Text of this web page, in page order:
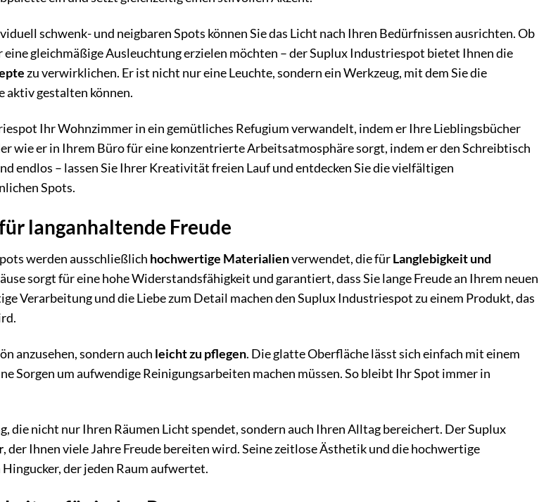
schwenk- und neigbaren Spots können Sie das Licht nach Ihren Bedürfnissen ausrichten. Ob
gleichmäßige Ausleuchtung erzielen möchten – der Suplux Industriespot bietet Ihnen die
zu verwirklichen. Er ist nicht nur eine Leuchte, sondern ein Werkzeug, mit dem Sie die
aktiv gestalten können.
Ihr Wohnzimmer in ein gemütliches Refugium verwandelt, indem er Ihre Lieblingsbücher
wie er in Ihrem Büro für eine konzentrierte Arbeitsatmosphäre sorgt, indem er den Schreibtisch
endlos – lassen Sie Ihrer Kreativität freien Lauf und entdecken Sie die vielfältigen
Spots.
langanhaltende Freude
werden ausschließlich hochwertige Materialienverwendet, die fürLanglebigkeit und
sorgt für eine hohe Widerstandsfähigkeit und garantiert, dass Sie lange Freude an Ihrem neuen
Verarbeitung und die Liebe zum Detail machen den Suplux Industriespot zu einem Produkt, das
anzusehen, sondern auch leicht zu pflegen. Die glatte Oberfläche lässt sich einfach mit einem
Sorgen um aufwendige Reinigungsarbeiten machen müssen. So bleibt Ihr Spot immer in
die nicht nur Ihren Räumen Licht spendet, sondern auch Ihren Alltag bereichert. Der Suplux
, der Ihnen viele Jahre Freude bereiten wird. Seine zeitlose Ästhetik und die hochwertige
der jeden Raum aufwertet.